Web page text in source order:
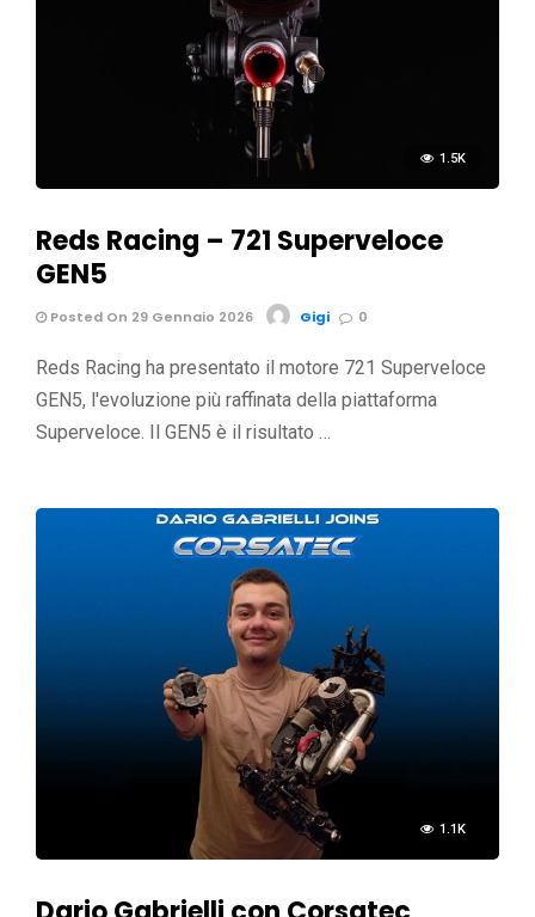
1.5K
Reds Racing – 721 Superveloce
GEN5
Posted On 29 Gennaio 2026 Gigi 0
Reds Racing ha presentato il motore 721 Superveloce
GEN5, l'evoluzione più raffinata della piattaforma
Superveloce. Il GEN5 è il risultato …
1.1K